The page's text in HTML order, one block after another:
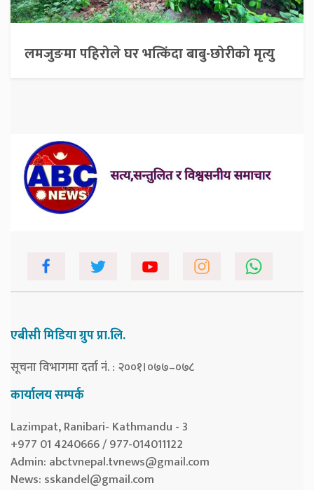
लमजुङमा पहिरोले घर भत्किंदा बाबु-छोरीको मृत्यु
एबीसी मिडिया ग्रुप प्रा.लि.
सूचना विभागमा दर्ता नं. : २००१।०७७–०७८
कार्यालय सम्पर्क
Lazimpat, Ranibari- Kathmandu - 3
+977 01 4240666 / 977-014011122
Admin: abctvnepal.tvnews@gmail.com
News: sskandel@gmail.com